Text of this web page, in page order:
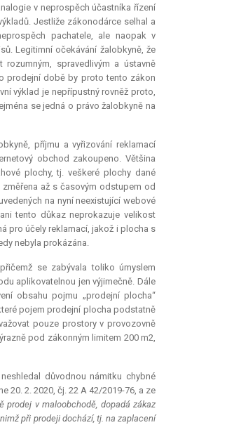
v neprospěch účastníka řízení
Jestliže zákonodárce selhal a
pachatele, ale naopak v
Legitimní očekávání žalobkyně, že
spravedlivým a ústavně
prodejní době by proto tento zákon
výklad je nepřípustný rovněž proto,
se jedná o právo žalobkyně na
příjmu a vyřizování reklamací
obchod zakoupeno. Většina
plochy, tj. veškeré plochy dané
až s časovým odstupem od
na nyní neexistující webové
tento důkaz neprokazuje velikost
pro účely reklamací, jakož i plocha s
nebyla prokázána.
se zabývala toliko úmyslem
aplikovatelnou jen výjimečně. Dále
obsahu pojmu „prodejní plocha“
pojem prodejní plocha podstatně
pouze prostory v provozovně
pod zákonným limitem 200 m2,
důvodnou námitku chybné
20. 2. 2020, čj. 22 A 42/2019-76, a ze
v maloobchodě, dopadá zákaz
při prodeji dochází, tj. na zaplacení